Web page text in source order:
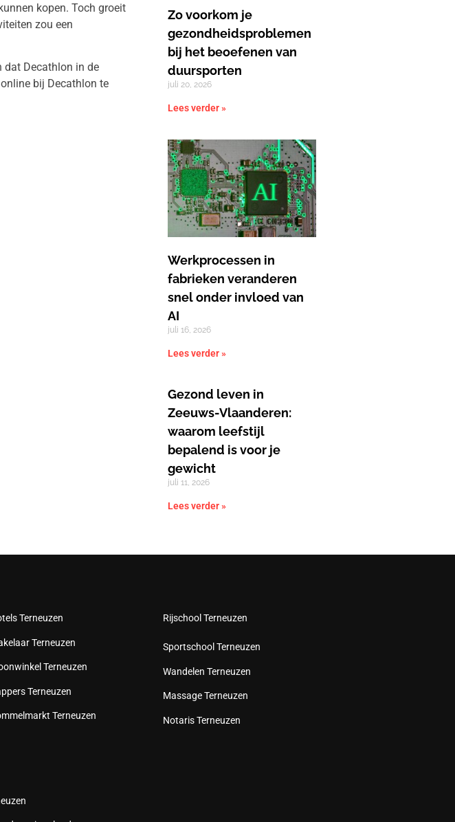
kopen. Toch groeit
zou een
dat Decathlon in de
bij Decathlon te
Zo voorkom je
gezondheidsproblemen
bij het beoefenen van
duursporten
juli 20, 2026
Lees verder »
Werkprocessen in
fabrieken veranderen
snel onder invloed van
AI
juli 16, 2026
Lees verder »
Gezond leven in
Zeeuws-Vlaanderen:
waarom leefstijl
bepalend is voor je
gewicht
juli 11, 2026
Lees verder »
Terneuzen
Terneuzen
Terneuzen
Terneuzen
Terneuzen
Rijschool Terneuzen
Sportschool Terneuzen
Wandelen Terneuzen
Massage Terneuzen
Notaris Terneuzen